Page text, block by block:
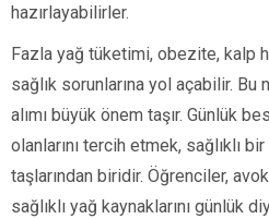
hazırlayabilirler.
Fazla yağ tüketimi, obezite, kalp
sağlık sorunlarına yol açabilir.
alımı büyük önem taşır. Günlük
olanlarını tercih etmek, sağlıklı
taşlarından biridir. Öğrenciler,
sağlıklı yağ kaynaklarını günlük